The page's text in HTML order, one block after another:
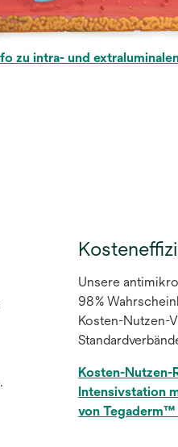
zu intra- und
Unsere
98 %
Kosten-Nutzen-
Kosten-Nutzen-
Intensivstation
von Tegaderm™